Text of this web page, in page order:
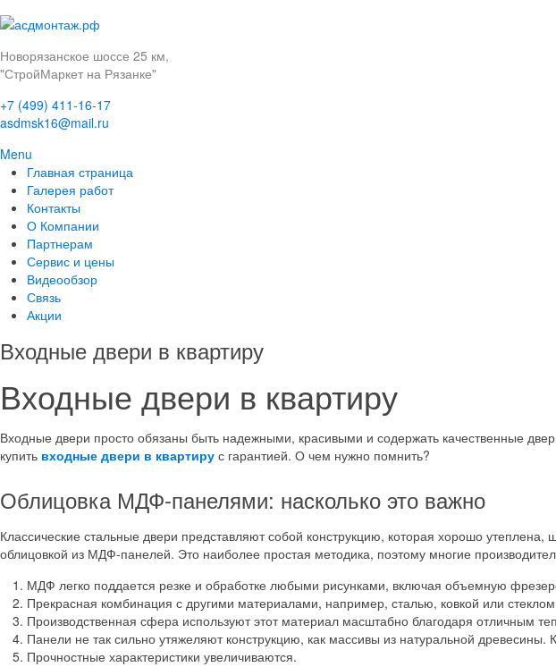
Новорязанское шоссе 25 км,
"СтройМаркет на Рязанке"
+7 (499) 411-16-17
asdmsk16@mail.ru
Menu
Главная страница
Галерея работ
Контакты
О Компании
Партнерам
Сервис и цены
Видеообзор
Связь
Акции
Входные двери в квартиру
Входные двери в квартиру
Входные двери просто обязаны быть надежными, красивыми и содержать качественные
купить входные двери в квартиру с гарантией. О чем нужно помнить?
Облицовка МДФ-панелями: насколько это важно
Классические стальные двери представляют собой конструкцию, которая хорошо
облицовкой из МДФ-панелей. Это наиболее простая методика, поэтому многие
МДФ легко поддается резке и обработке любыми рисунками, включая объемную
Прекрасная комбинация с другими материалами, например, сталью, ковкой или
Производственная сфера используют этот материал масштабно благодаря отличным
Панели не так сильно утяжеляют конструкцию, как массивы из натуральной
Прочностные характеристики увеличиваются.